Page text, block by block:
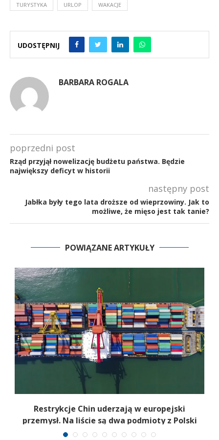
TURYSTYKA URLOP WAKACJE
UDOSTĘPNIJ
BARBARA ROGALA
poprzedni post
Rząd przyjął nowelizację budżetu państwa. Będzie
największy deficyt w historii
następny post
Jabłka były tego lata droższe od wieprzowiny. Jak to
możliwe, że mięso jest tak tanie?
POWIĄZANE ARTYKUŁY
Restrykcje Chin uderzają w europejski
przemysł. Na liście są dwa podmioty z Polski